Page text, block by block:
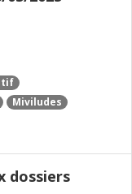
Miviludes
dossiers